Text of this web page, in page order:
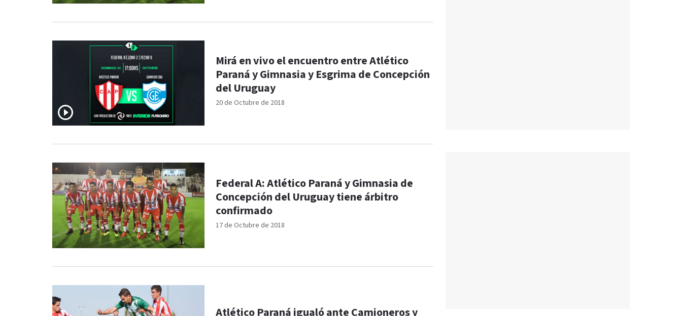
20 de Octubre de 2018
Mirá en vivo el encuentro entre Atlético
Paraná y Gimnasia y Esgrima de Concepción
del Uruguay
17 de Octubre de 2018
Federal A: Atlético Paraná y Gimnasia de
Concepción del Uruguay tiene árbitro
confirmado
Atlético Paraná igualó ante Camioneros y